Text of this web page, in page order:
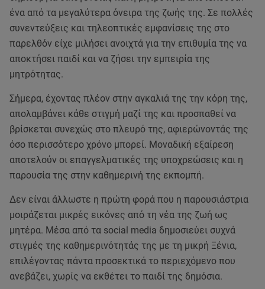
ένα από τα μεγαλύτερα όνειρα της ζωής της. Σε πολλές
συνεντεύξεις και τηλεοπτικές εμφανίσεις της στο
παρελθόν είχε μιλήσει ανοιχτά για την επιθυμία της να
αποκτήσει παιδί και να ζήσει την εμπειρία της
μητρότητας.
Σήμερα, έχοντας πλέον στην αγκαλιά της την κόρη της,
απολαμβάνει κάθε στιγμή μαζί της και προσπαθεί να
βρίσκεται συνεχώς στο πλευρό της, αφιερώνοντάς της
όσο περισσότερο χρόνο μπορεί. Μοναδική εξαίρεση
αποτελούν οι επαγγελματικές της υποχρεώσεις και η
παρουσία της στην καθημερινή της εκπομπή.
Δεν είναι άλλωστε η πρώτη φορά που η παρουσιάστρια
μοιράζεται μικρές εικόνες από τη νέα της ζωή ως
μητέρα. Μέσα από τα social media δημοσιεύει συχνά
στιγμές της καθημερινότητάς της με τη μικρή Ξένια,
επιλέγοντας πάντα προσεκτικά το περιεχόμενο που
ανεβάζει, χωρίς να εκθέτει το παιδί της δημόσια.